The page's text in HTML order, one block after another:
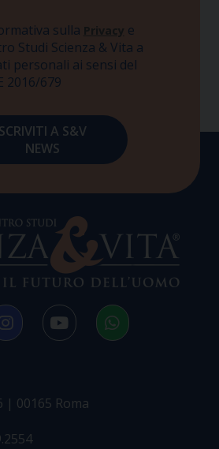
sulla Privacy e
Studi Scienza & Vita a
personali ai sensi del
2016/679
| 00165 Roma